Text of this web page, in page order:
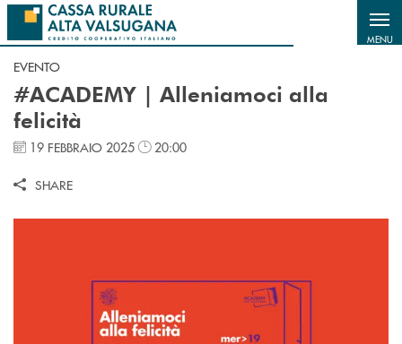
Salta al contenuto principale
MENU
EVENTO
#ACADEMY | Alleniamoci alla
felicità
19 FEBBRAIO 2025 20:00
SHARE